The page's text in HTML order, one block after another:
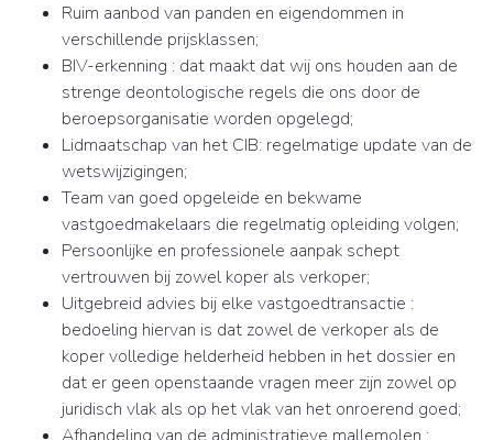
Ruim aanbod van panden en eigendommen in
verschillende prijsklassen;
BIV-erkenning : dat maakt dat wij ons houden aan de
strenge deontologische regels die ons door de
beroepsorganisatie worden opgelegd;
Lidmaatschap van het CIB: regelmatige update van de
wetswijzigingen;
Team van goed opgeleide en bekwame
vastgoedmakelaars die regelmatig opleiding volgen;
Persoonlijke en professionele aanpak schept
vertrouwen bij zowel koper als verkoper;
Uitgebreid advies bij elke vastgoedtransactie :
bedoeling hiervan is dat zowel de verkoper als de
koper volledige helderheid hebben in het dossier en
dat er geen openstaande vragen meer zijn zowel op
juridisch vlak als op het vlak van het onroerend goed;